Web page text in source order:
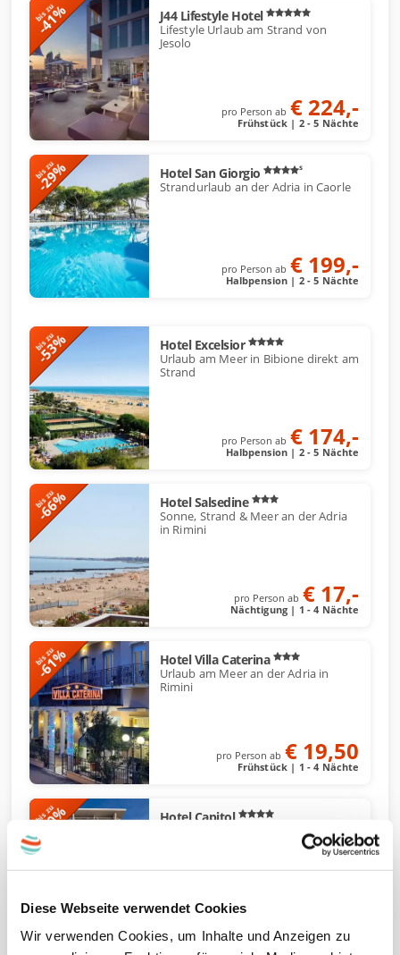
Diese Webseite verwendet Cookies
Wir verwenden Cookies, um Inhalte und Anzeigen zu
J44 Lifestyle Hotel
Lifestyle Urlaub am Strand von
Jesolo
pro Person ab € 224,-
Frühstück | 2 - 5 Nächte
bis zu
-41%
Hotel San Giorgio s
Strandurlaub an der Adria in Caorle
pro Person ab € 199,-
Halbpension | 2 - 5 Nächte
bis zu
-29%
Hotel Excelsior
Urlaub am Meer in Bibione direkt am
Strand
pro Person ab € 174,-
Halbpension | 2 - 5 Nächte
bis zu
-53%
Hotel Salsedine
Sonne, Strand & Meer an der Adria
in Rimini
pro Person ab € 17,-
Nächtigung | 1 - 4 Nächte
bis zu
-66%
Hotel Villa Caterina
Urlaub am Meer an der Adria in
Rimini
pro Person ab € 19,50
Frühstück | 1 - 4 Nächte
bis zu
-61%
Hotel Capitol
Erholsame Auszeit in Jesolo direkt
pro Person ab
bis zu
-40%